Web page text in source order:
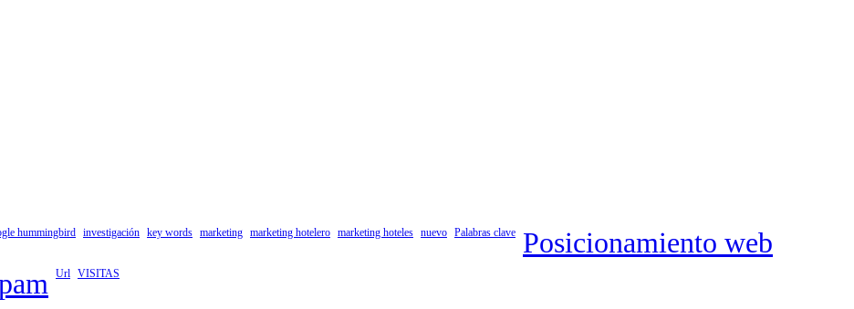
hummingbird investigación key words marketing marketing hotelero marketing hoteles nuevo Palabras clave Posicionamiento web
Url VISITAS